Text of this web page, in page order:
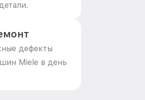
дефекты
Miele в день